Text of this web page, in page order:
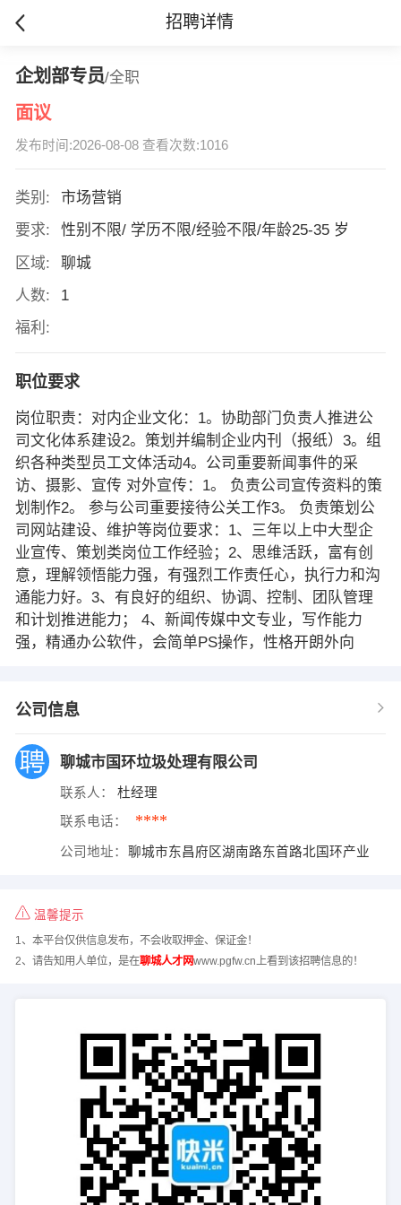
招聘详情
企划部专员/全职
面议
发布时间:2026-08-08 查看次数:1016
类别:
市场营销
要求:
性别不限/ 学历不限/经验不限/年龄25-35 岁
区域:
聊城
人数:
1
福利:
职位要求
岗位职责：对内企业文化：1。协助部门负责人推进公
司文化体系建设2。策划并编制企业内刊（报纸）3。组
织各种类型员工文体活动4。公司重要新闻事件的采
访、摄影、宣传 对外宣传：1。 负责公司宣传资料的策
划制作2。 参与公司重要接待公关工作3。 负责策划公
司网站建设、维护等岗位要求：1、三年以上中大型企
业宣传、策划类岗位工作经验；2、思维活跃，富有创
意，理解领悟能力强，有强烈工作责任心，执行力和沟
通能力好。3、有良好的组织、协调、控制、团队管理
和计划推进能力； 4、新闻传媒中文专业，写作能力
强，精通办公软件，会简单PS操作，性格开朗外向
公司信息
聊城市国环垃圾处理有限公司
联系人： 杜经理
联系电话： ****
公司地址： 聊城市东昌府区湖南路东首路北国环产业
温馨提示
1、本平台仅供信息发布，不会收取押金、保证金！
2、请告知用人单位，是在聊城人才网www.pgfw.cn上看到该招聘信息的！